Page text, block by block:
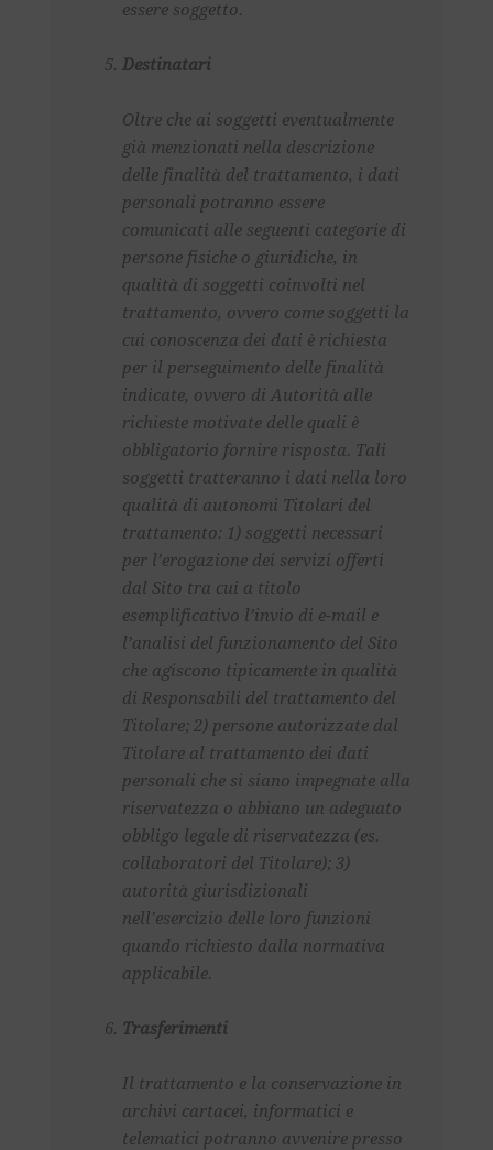
essere soggetto.
Destinatari
Oltre che ai soggetti eventualmente
già menzionati nella descrizione
delle finalità del trattamento, i dati
personali potranno essere
comunicati alle seguenti categorie di
persone fisiche o giuridiche, in
qualità di soggetti coinvolti nel
trattamento, ovvero come soggetti la
cui conoscenza dei dati è richiesta
per il perseguimento delle finalità
indicate, ovvero di Autorità alle
richieste motivate delle quali è
obbligatorio fornire risposta. Tali
soggetti tratteranno i dati nella loro
qualità di autonomi Titolari del
trattamento: 1) soggetti necessari
per l’erogazione dei servizi offerti
dal Sito tra cui a titolo
esemplificativo l’invio di e-mail e
l’analisi del funzionamento del Sito
che agiscono tipicamente in qualità
di Responsabili del trattamento del
Titolare; 2) persone autorizzate dal
Titolare al trattamento dei dati
personali che si siano impegnate alla
riservatezza o abbiano un adeguato
obbligo legale di riservatezza (es.
collaboratori del Titolare); 3)
autorità giurisdizionali
nell’esercizio delle loro funzioni
quando richiesto dalla normativa
applicabile.
Trasferimenti
Il trattamento e la conservazione in
archivi cartacei, informatici e
telematici potranno avvenire presso